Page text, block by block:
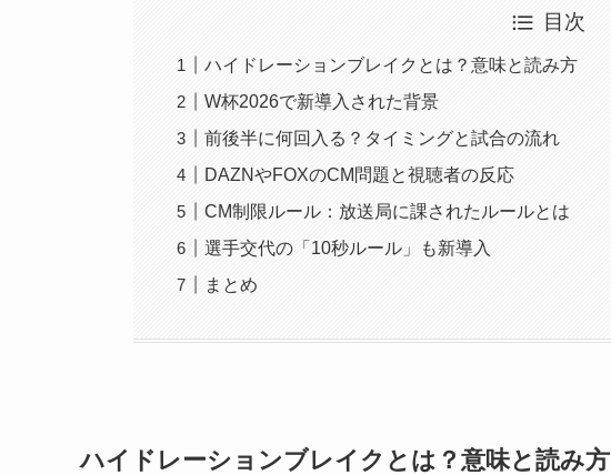
目次
ハイドレーションブレイクとは？意味と読み方
W杯2026で新導入された背景
前後半に何回入る？タイミングと試合の流れ
DAZNやFOXのCM問題と視聴者の反応
CM制限ルール：放送局に課されたルールとは
選手交代の「10秒ルール」も新導入
まとめ
ハイドレーションブレイクとは？意味と読み方